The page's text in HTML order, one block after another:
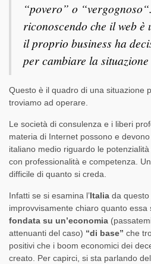
“povero” o
riconoscendo che il web è
il proprio business ha
per cambiare la situazione
Questo è il quadro di una situazione
troviamo ad operare.
Le società di consulenza e i liberi
materia di Internet possono e
italiano medio riguardo le
con professionalità e competenza.
difficile di quanto si creda.
Infatti se si esamina l’Italia da
improvvisamente chiaro quanto essa
fondata su un’economia
attenuanti del caso) “di base” che
positivi che i boom economici dei
creato. Per capirci, si sta parlando